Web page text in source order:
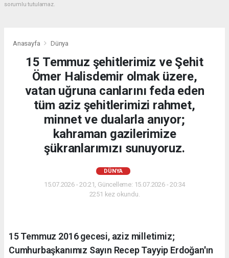
sorumlu tutulamaz.
Anasayfa Dünya
15 Temmuz şehitlerimiz ve Şehit
Ömer Halisdemir olmak üzere,
vatan uğruna canlarını feda eden
tüm aziz şehitlerimizi rahmet,
minnet ve dualarla anıyor;
kahraman gazilerimize
şükranlarımızı sunuyoruz.
DÜNYA
15.07.2026 - 20:21, Güncelleme: 15.07.2026 - 20:34
2251 kez okundu.
15 Temmuz 2016 gecesi, aziz milletimiz;
Cumhurbaşkanımız Sayın Recep Tayyip Erdoğan'ın